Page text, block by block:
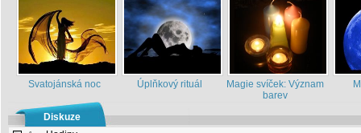
Svatojánská noc Úplňkový rituál
Magie svíček: Význam
barev
Diskuze